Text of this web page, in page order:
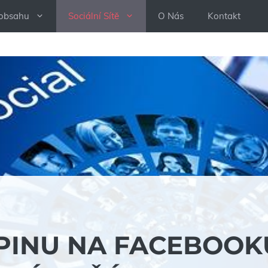
Sociální Sítě O Nás Kontakt
NA